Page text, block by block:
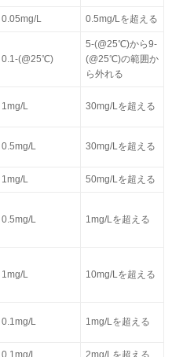
0.05mg/L 0.5mg/Lを超える
0.1-(@25℃)
5-(@25℃)から9-
(@25℃)の範囲か
ら外れる
1mg/L 30mg/Lを超える
0.5mg/L 30mg/Lを超える
1mg/L 50mg/Lを超える
0.5mg/L 1mg/Lを超える
1mg/L 10mg/Lを超える
0.1mg/L 1mg/Lを超える
0.1mg/L 2mg/Lを超える